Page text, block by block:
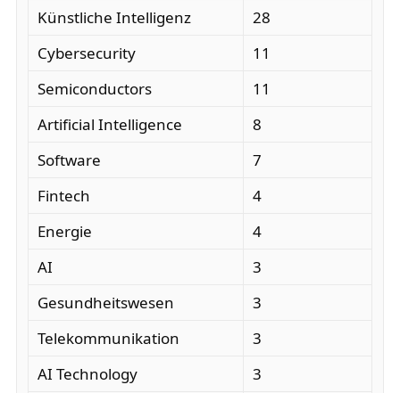
Künstliche Intelligenz
28
Cybersecurity
11
Semiconductors
11
Artificial Intelligence
8
Software
7
Fintech
4
Energie
4
AI
3
Gesundheitswesen
3
Telekommunikation
3
AI Technology
3